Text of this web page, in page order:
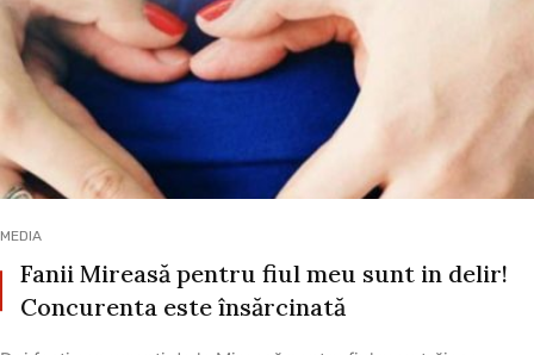
MEDIA
Fanii Mireasă pentru fiul meu sunt in delir!
Concurenta este însărcinată